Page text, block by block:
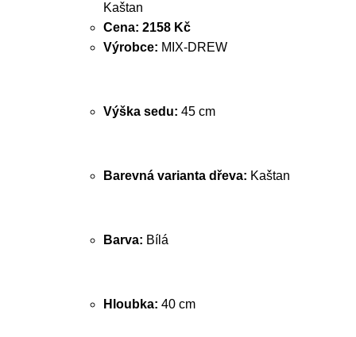
Kaštan
Cena: 2158 Kč
Výrobce: MIX-DREW
Výška sedu: 45 cm
Barevná varianta dřeva: Kaštan
Barva: Bílá
Hloubka: 40 cm